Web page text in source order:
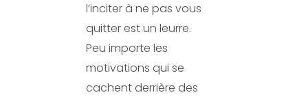
l’inciter à ne pas vous
quitter est un leurre.
Peu importe les
motivations qui se
cachent derrière des